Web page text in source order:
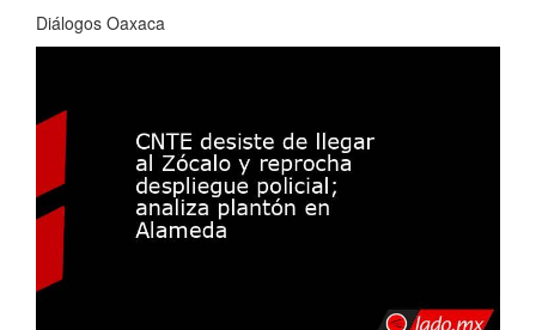
Diálogos Oaxaca